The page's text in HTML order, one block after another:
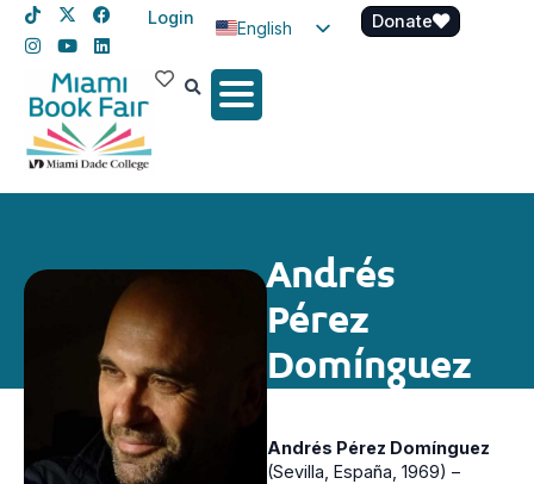
Login
English
Spanish
Donate
Andrés
Pérez
Domínguez
Andrés Pérez Domínguez
(Sevilla, España, 1969) –